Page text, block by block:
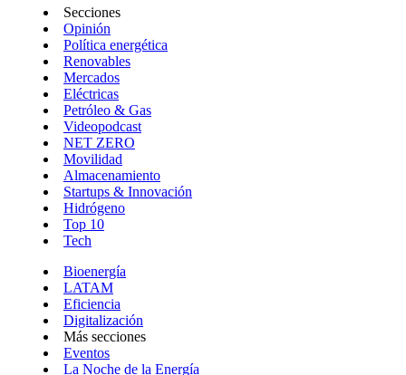
Secciones
Opinión
Política energética
Renovables
Mercados
Eléctricas
Petróleo & Gas
Videopodcast
NET ZERO
Movilidad
Almacenamiento
Startups & Innovación
Hidrógeno
Top 10
Tech
Bioenergía
LATAM
Eficiencia
Digitalización
Más secciones
Eventos
La Noche de la Energía